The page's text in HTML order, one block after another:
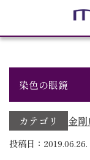
染色の眼鏡
カテゴリ 金剛
投稿日：2019.06.26.